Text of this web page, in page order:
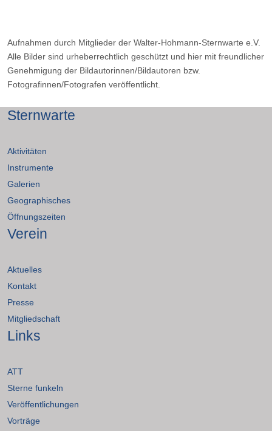
Aufnahmen durch Mitglieder der Walter-Hohmann-Sternwarte e.V.
Alle Bilder sind urheberrechtlich geschützt und hier mit freundlicher
Genehmigung der Bildautorinnen/Bildautoren bzw.
Fotografinnen/Fotografen veröffentlicht.
Sternwarte
Aktivitäten
Instrumente
Galerien
Geographisches
Öffnungszeiten
Verein
Aktuelles
Kontakt
Presse
Mitgliedschaft
Links
ATT
Sterne funkeln
Veröffentlichungen
Vorträge